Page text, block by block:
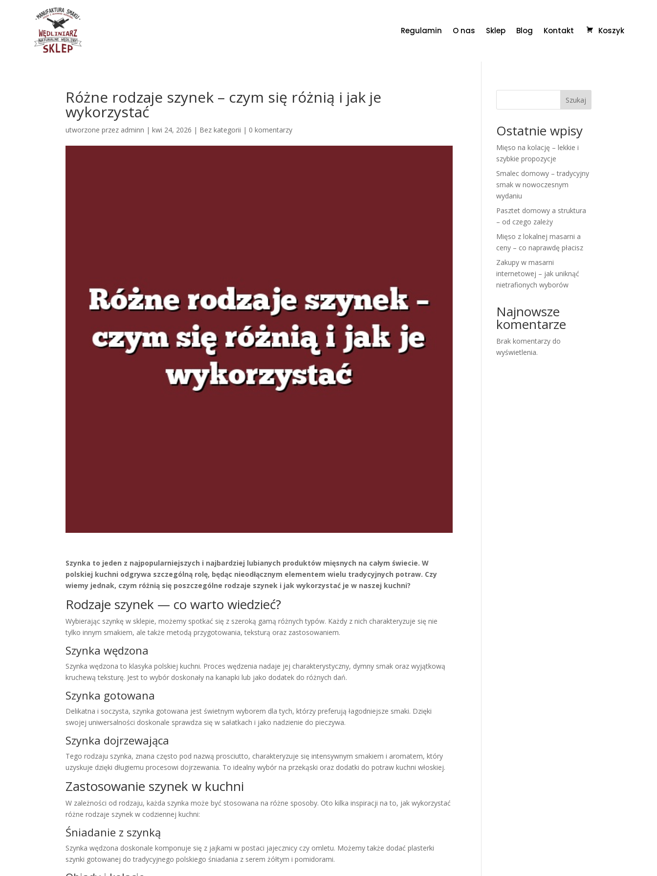
Regulamin O nas Sklep Blog Kontakt Koszyk
Różne rodzaje szynek – czym się różnią i jak je
wykorzystać
utworzone przez adminn |kwi 24, 2026 | Bez kategorii | 0 komentarzy
Szynka to jeden z najpopularniejszych i najbardziej lubianych produktów mięsnych na całym świecie. W
polskiej kuchni odgrywa szczególną rolę, będąc nieodłącznym elementem wielu tradycyjnych potraw. Czy
wiemy jednak, czym różnią się poszczególne rodzaje szynek i jak wykorzystać je w naszej kuchni?
Rodzaje szynek — co warto wiedzieć?
Wybierając szynkę w sklepie, możemy spotkać się z szeroką gamą różnych typów. Każdy z nich charakteryzuje się nie
tylko innym smakiem, ale także metodą przygotowania, teksturą oraz zastosowaniem.
Szynka wędzona
Szynka wędzona to klasyka polskiej kuchni. Proces wędzenia nadaje jej charakterystyczny, dymny smak oraz wyjątkową
kruchewą teksturę. Jest to wybór doskonały na kanapki lub jako dodatek do różnych dań.
Szynka gotowana
Delikatna i soczysta, szynka gotowana jest świetnym wyborem dla tych, którzy preferują łagodniejsze smaki. Dzięki
swojej uniwersalności doskonale sprawdza się w sałatkach i jako nadzienie do pieczywa.
Szynka dojrzewająca
Tego rodzaju szynka, znana często pod nazwą prosciutto, charakteryzuje się intensywnym smakiem i aromatem, który
uzyskuje dzięki długiemu procesowi dojrzewania. To idealny wybór na przekąski oraz dodatki do potraw kuchni włoskiej.
Zastosowanie szynek w kuchni
W zależności od rodzaju, każda szynka może być stosowana na różne sposoby. Oto kilka inspiracji na to, jak wykorzystać
różne rodzaje szynek w codziennej kuchni:
Śniadanie z szynką
Szynka wędzona doskonale komponuje się z jajkami w postaci jajecznicy czy omletu. Możemy także dodać plasterki
szynki gotowanej do tradycyjnego polskiego śniadania z serem żółtym i pomidorami.
Szukaj
Ostatnie wpisy
Mięso na kolację – lekkie i
szybkie propozycje
Smalec domowy – tradycyjny
smak w nowoczesnym
wydaniu
Pasztet domowy a struktura
– od czego zależy
Mięso z lokalnej masarni a
ceny – co naprawdę płacisz
Zakupy w masarni
internetowej – jak uniknąć
nietrafionych wyborów
Najnowsze
komentarze
Brak komentarzy do
wyświetlenia.